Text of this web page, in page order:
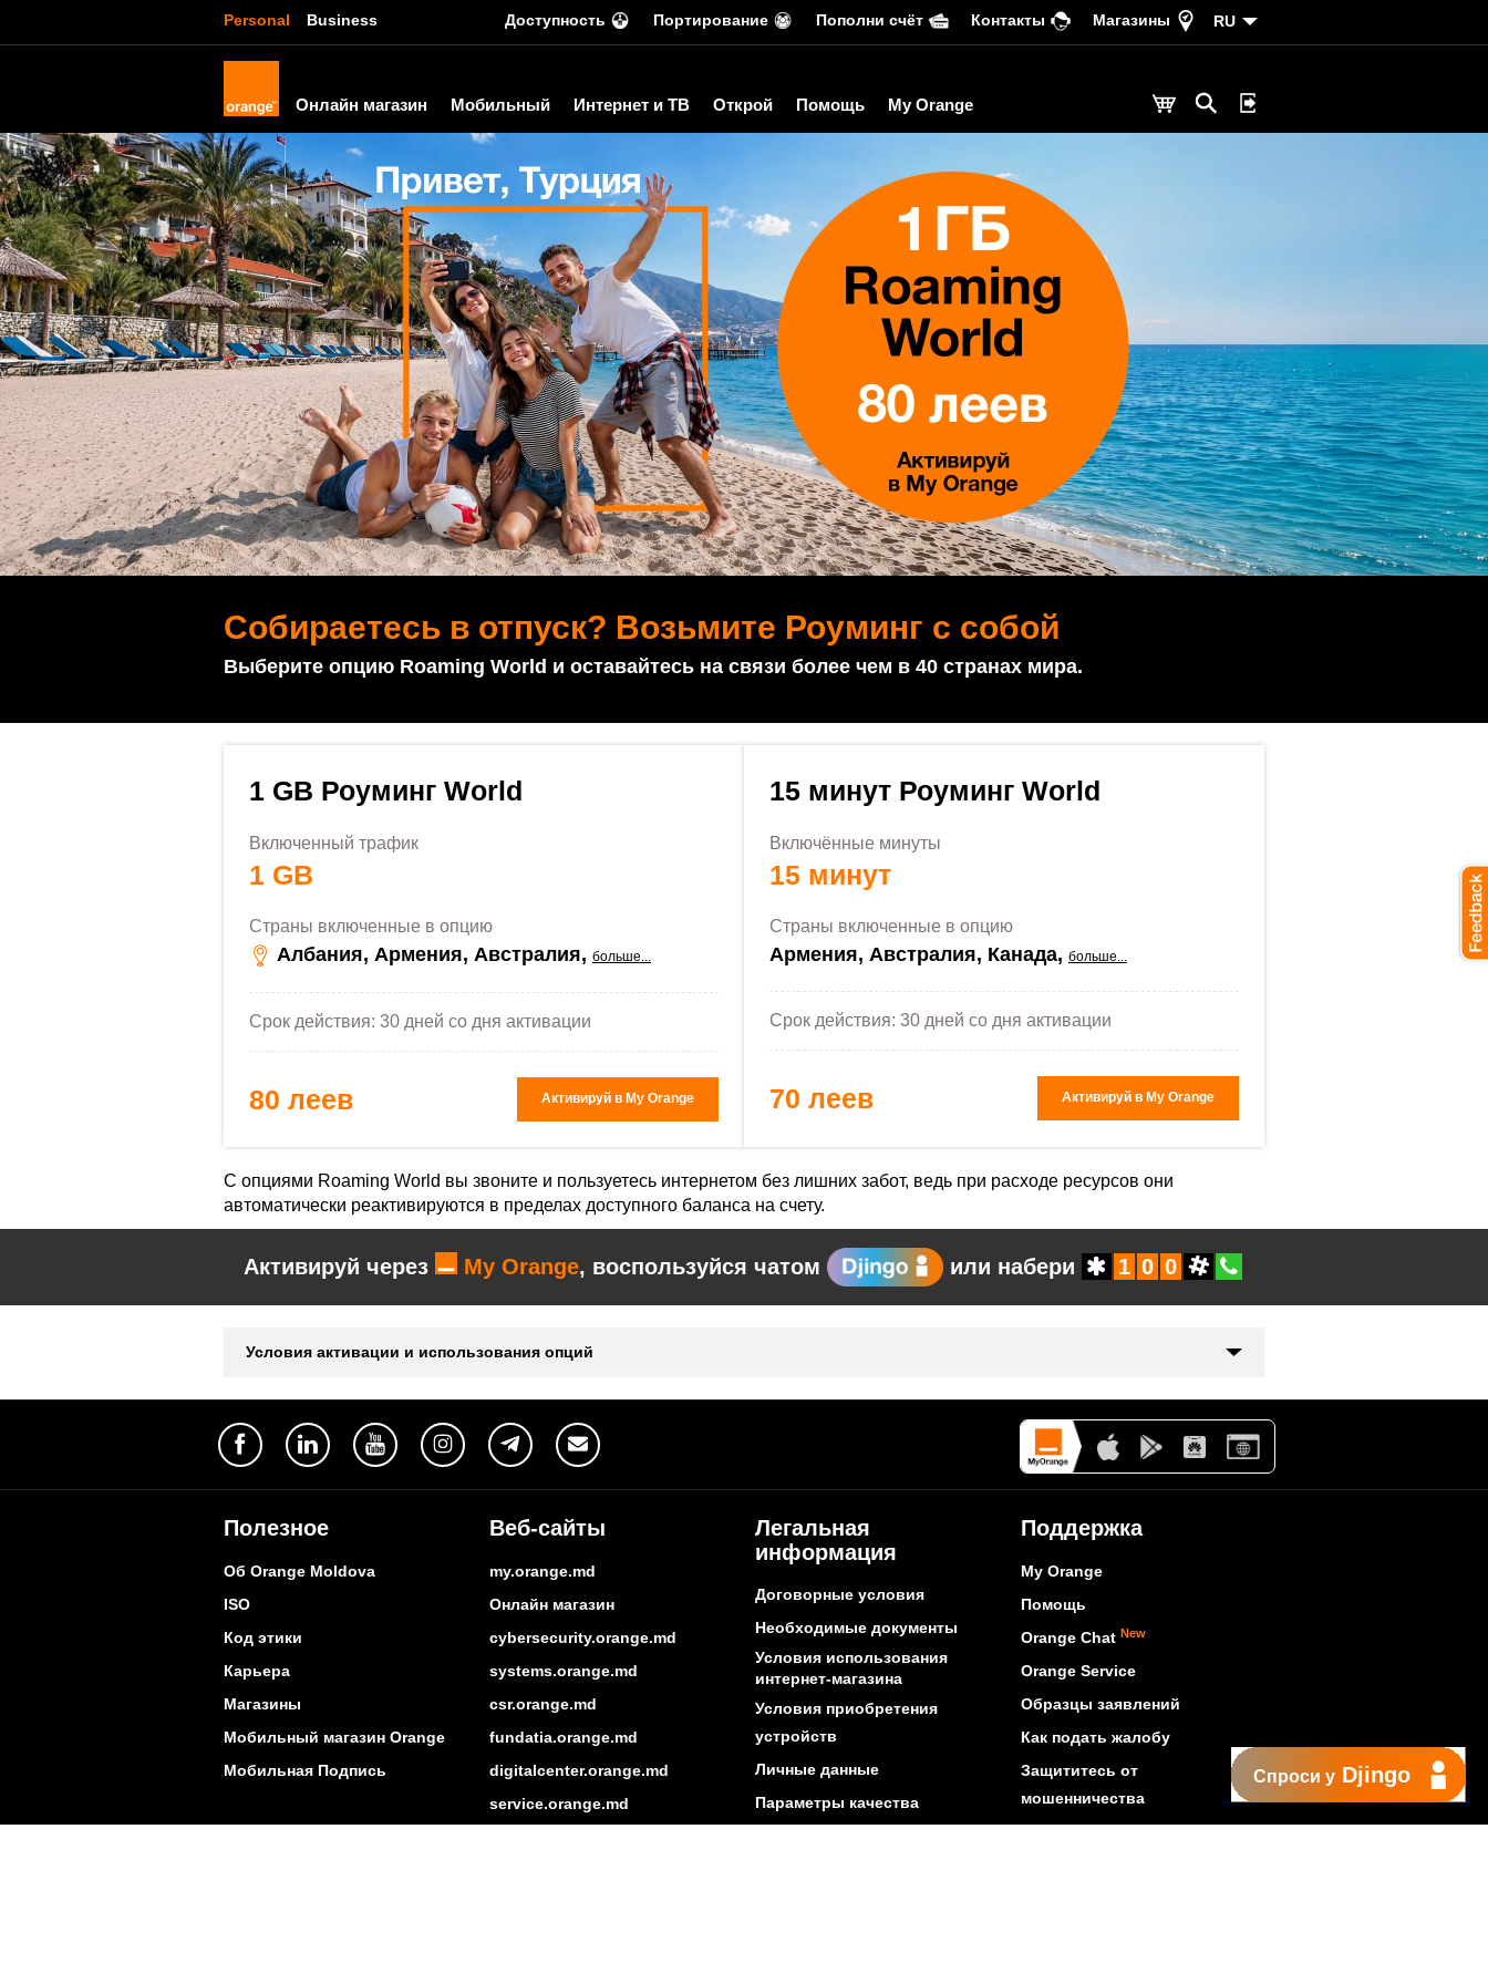
Personal Business Доступность Портирование Пополни счёт Контакты Магазины RU
Онлайн магазин Мобильный Интернет и ТВ Открой Помощь My Orange
Собираетесь в отпуск? Возьмите Роуминг с собой
Выберите опцию Roaming World и оставайтесь на связи более чем в 40 странах мира.
1 GB Роуминг World
Включенный трафик
1 GB
Страны включенные в опцию
Албания, Армения, Австралия, больше...
Срок действия: 30 дней со дня активации
80 леев Активируй в My Orange
15 минут Роуминг World
Включённые минуты
15 минут
Страны включенные в опцию
Армения, Австралия, Канада, больше...
Срок действия: 30 дней со дня активации
70 леев Активируй в My Orange
С опциями Roaming World вы звоните и пользуетесь интернетом без лишних забот, ведь при расходе ресурсов они
автоматически реактивируются в пределах доступного баланса на счету.
Активируй через My Orange, воспользуйся чатом или набери 1 0 0
Условия активации и использования опций
Полезное
Об Orange Moldova
ISO
Код этики
Карьера
Магазины
Мобильный магазин Orange
Мобильная Подпись
Веб-сайты
my.orange.md
Онлайн магазин
cybersecurity.orange.md
systems.orange.md
csr.orange.md
fundatia.orange.md
digitalcenter.orange.md
service.orange.md
Легальная
информация
Договорные условия
Необходимые документы
Условия использования
интернет-магазина
Условия приобретения
устройств
Личные данные
Параметры качества
Поддержка
My Orange
Помощь
Orange Chat New
Orange Service
Образцы заявлений
Как подать жалобу
Защититесь от
мошенничества
Спроси у Djingo